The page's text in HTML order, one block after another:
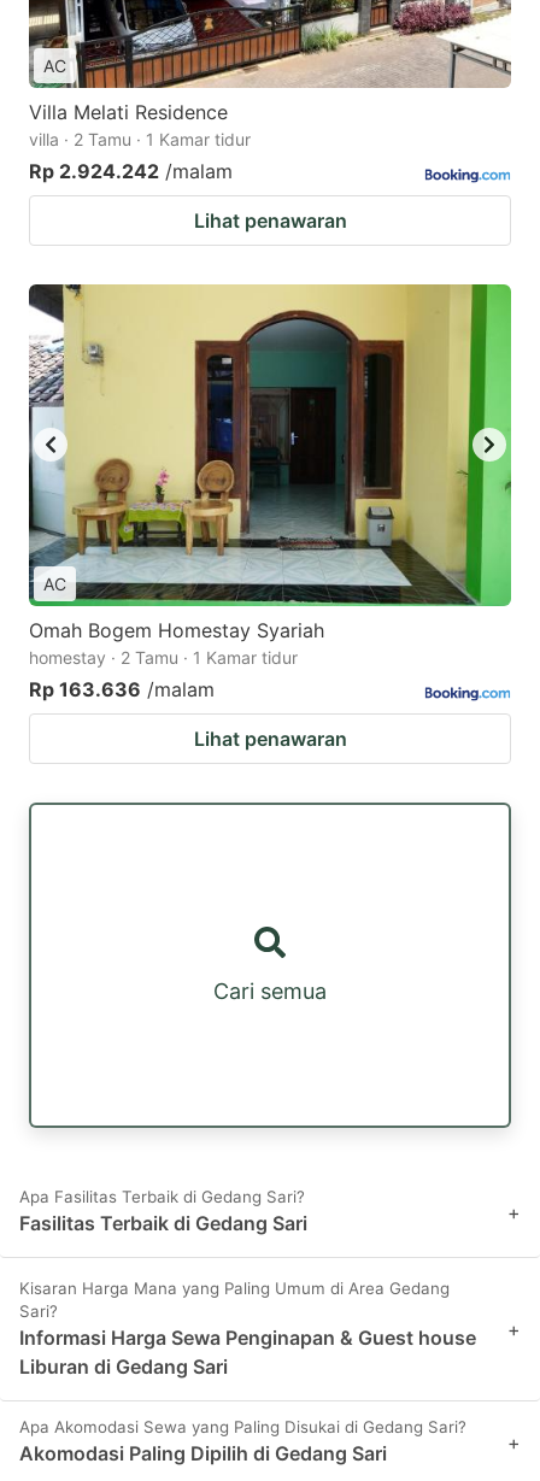
AC
Villa Melati Residence
villa · 2 Tamu · 1 Kamar tidur
Rp 2.924.242 /malam
Lihat penawaran
AC
Omah Bogem Homestay Syariah
homestay · 2 Tamu · 1 Kamar tidur
Rp 163.636 /malam
Lihat penawaran
Cari semua
Apa Fasilitas Terbaik di Gedang Sari?
Fasilitas Terbaik di Gedang Sari +
Kisaran Harga Mana yang Paling Umum di Area Gedang
Sari?
Informasi Harga Sewa Penginapan & Guest house
Liburan di Gedang Sari
+
Apa Akomodasi Sewa yang Paling Disukai di Gedang Sari?
Akomodasi Paling Dipilih di Gedang Sari +